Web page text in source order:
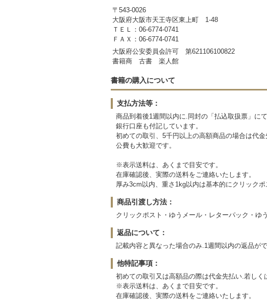
〒543-0026
大阪府大阪市天王寺区東上町 1-48
ＴＥＬ：06-6774-0741
ＦＡＸ：06-6774-0741
大阪府公安委員会許可 第621106100822
書籍商 古書 楽人館
書籍の購入について
支払方法等：
商品到着後1週間以内に.同封の「払込取扱票」に
銀行口座も付記しています。
初めての取引、5千円以上の高額商品の場合は代金
公費も大歓迎です。
※表示送料は、あくまで目安です。
在庫確認後、実際の送料をご連絡いたします。
厚み3cm以内、重さ1kg以内は基本的にクリック
商品引渡し方法：
クリックポスト・ゆうメール・レターパック・ゆ
返品について：
記載内容と異なった場合のみ.1週間以内の返品がで
他特記事項：
初めての取引又は高額品の際は代金先払い.若し
※表示送料は、あくまで目安です。
在庫確認後、実際の送料をご連絡いたします。